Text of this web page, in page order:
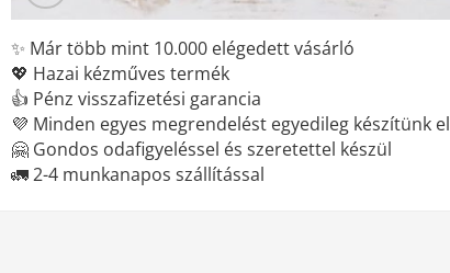
✨ Már több mint 10.000 elégedett vásárló
💖 Hazai kézműves termék
👍 Pénz visszafizetési garancia
💜 Minden egyes megrendelést egyedileg készítünk el
🤗 Gondos odafigyeléssel és szeretettel készül
🚛 2-4 munkanapos szállítással